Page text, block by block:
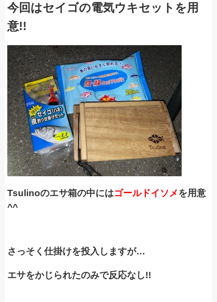
今回はセイゴの電気ウキセットを用
意!!
Tsulinoのエサ箱の中にはゴールドイソメを用意
^^
さっそく仕掛けを投入しますが…
エサをかじられたのみで反応なし!!